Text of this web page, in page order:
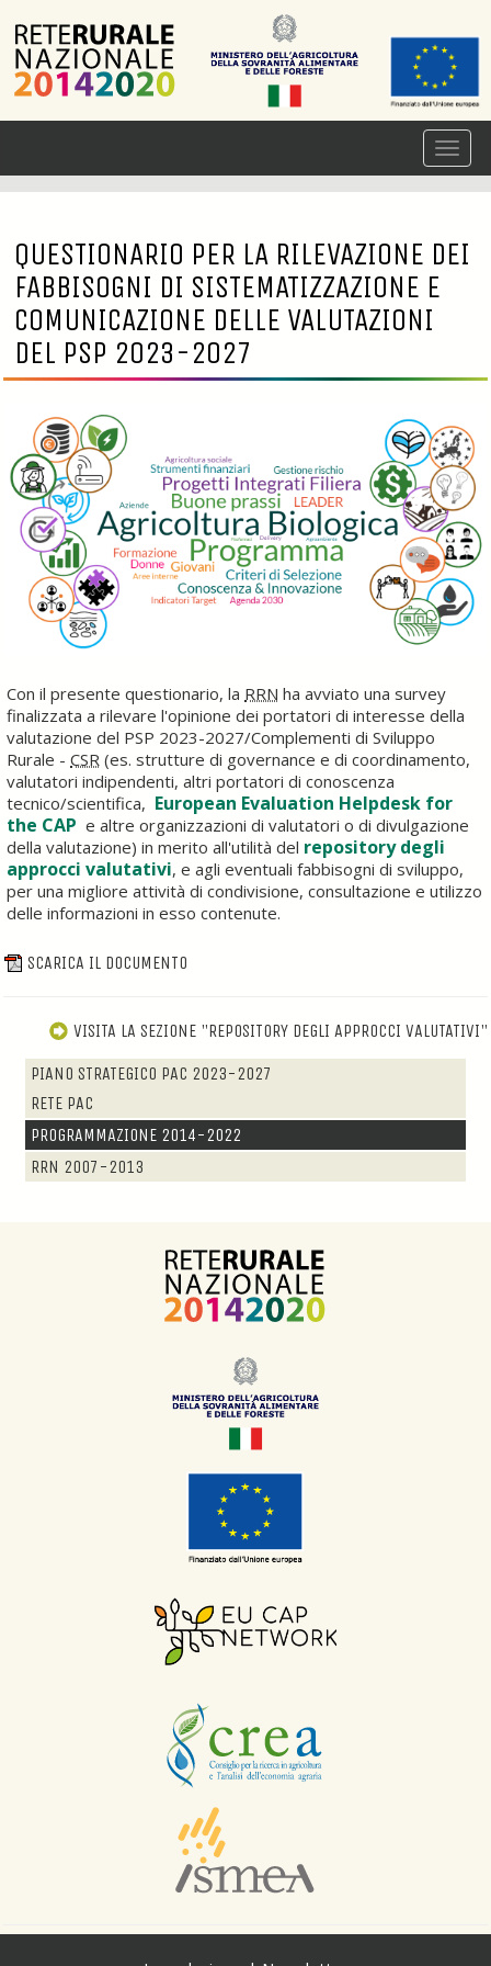
QUESTIONARIO PER LA RILEVAZIONE DEI
FABBISOGNI DI SISTEMATIZZAZIONE E
COMUNICAZIONE DELLE VALUTAZIONI
DEL PSP 2023-2027
Con il presente questionario, la RRN ha avviato una survey
finalizzata a rilevare l'opinione dei portatori di interesse della
valutazione del PSP 2023-2027/Complementi di Sviluppo
Rurale - CSR (es. strutture di governance e di coordinamento,
valutatori indipendenti, altri portatori di conoscenza
tecnico/scientifica, European Evaluation Helpdesk for
the CAP e altre organizzazioni di valutatori o di divulgazione
della valutazione) in merito all'utilità del repository degli
approcci valutativi, e agli eventuali fabbisogni di sviluppo,
per una migliore attività di condivisione, consultazione e utilizzo
delle informazioni in esso contenute.
SCARICA IL DOCUMENTO
VISITA LA SEZIONE "REPOSITORY DEGLI APPROCCI VALUTATIVI"
PIANO STRATEGICO PAC 2023-2027
RETE PAC
PROGRAMMAZIONE 2014-2022
RRN 2007-2013